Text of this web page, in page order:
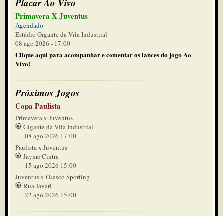
Placar Ao Vivo
Primavera X Juventus
Agendado
Estádio Gigante da Vila Industrial
08 ago 2026 - 17:00
Clique aqui para acompanhar e comentar os lances do jogo Ao
Vivo!
Próximos Jogos
Copa Paulista
Primavera x Juventus
Gigante da Vila Industrial
08 ago 2026 17:00
Paulista x Juventus
Jayme Cintra
15 ago 2026 15:00
Juventus x Osasco Sporting
Rua Javari
22 ago 2026 15:00